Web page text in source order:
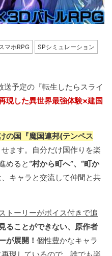
マホRPG SPシミュレーション
予定の『転生したらスライ
現した異世界最強体験×建国
の国『魔国連邦(テンペス
せます。自分だけ国作りを楽
めると“村から町へ”、“町か
、キャラと交流して仲間と共
トーリーがボイス付きで追
ることができない、原作者
が展開！ 個性豊かなキャラ